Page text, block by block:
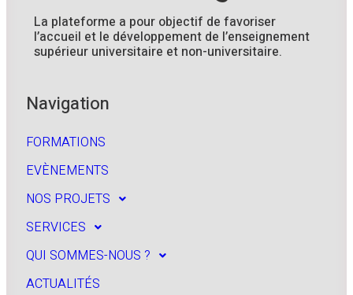
La plateforme a pour objectif de favoriser
l’accueil et le développement de l’enseignement
supérieur universitaire et non-universitaire.
Navigation
FORMATIONS
EVÈNEMENTS
NOS PROJETS
SERVICES
QUI SOMMES-NOUS ?
ACTUALITÉS